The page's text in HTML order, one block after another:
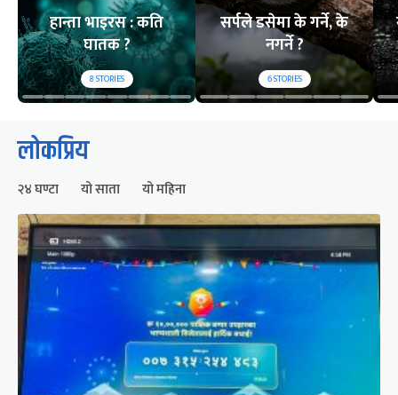
हान्ता भाइरस : कति
घातक ?
8STORIES
सर्पले डसेमा के गर्ने, के
नगर्ने ?
6STORIES
लोकप्रिय
२४ घण्टा यो साता यो महिना